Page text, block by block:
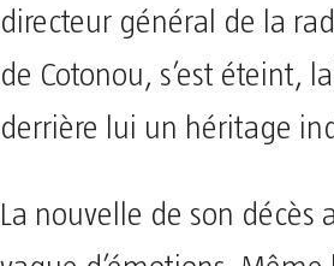
directeur général de la
de Cotonou, s’est éteint,
derrière lui un héritage
La nouvelle de son décès